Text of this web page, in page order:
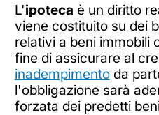
L'ipoteca è un diritto
viene costituito su dei
relativi a beni immobili
fine di assicurare al
inadempimentoda
l'obbligazione sarà
forzata dei predetti